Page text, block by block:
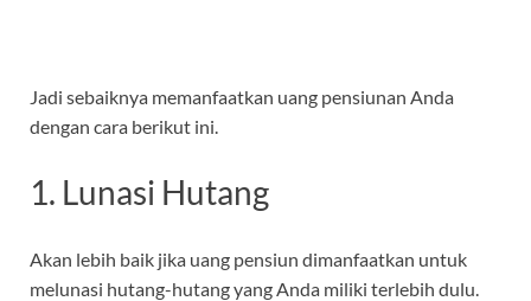
Jadi sebaiknya memanfaatkan uang pensiunan Anda
dengan cara berikut ini.
1. Lunasi Hutang
Akan lebih baik jika uang pensiun dimanfaatkan untuk
melunasi hutang-hutang yang Anda miliki terlebih dulu.